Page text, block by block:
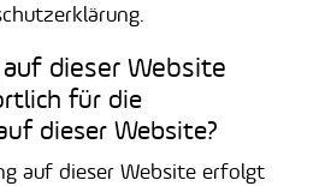
dieser Website
für die
dieser Website?
auf dieser Website erfolgt